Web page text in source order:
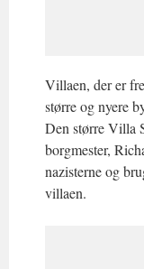
Villaen, der er
større og nyere
Den større Villa
borgmester,
nazisterne og
villaen.